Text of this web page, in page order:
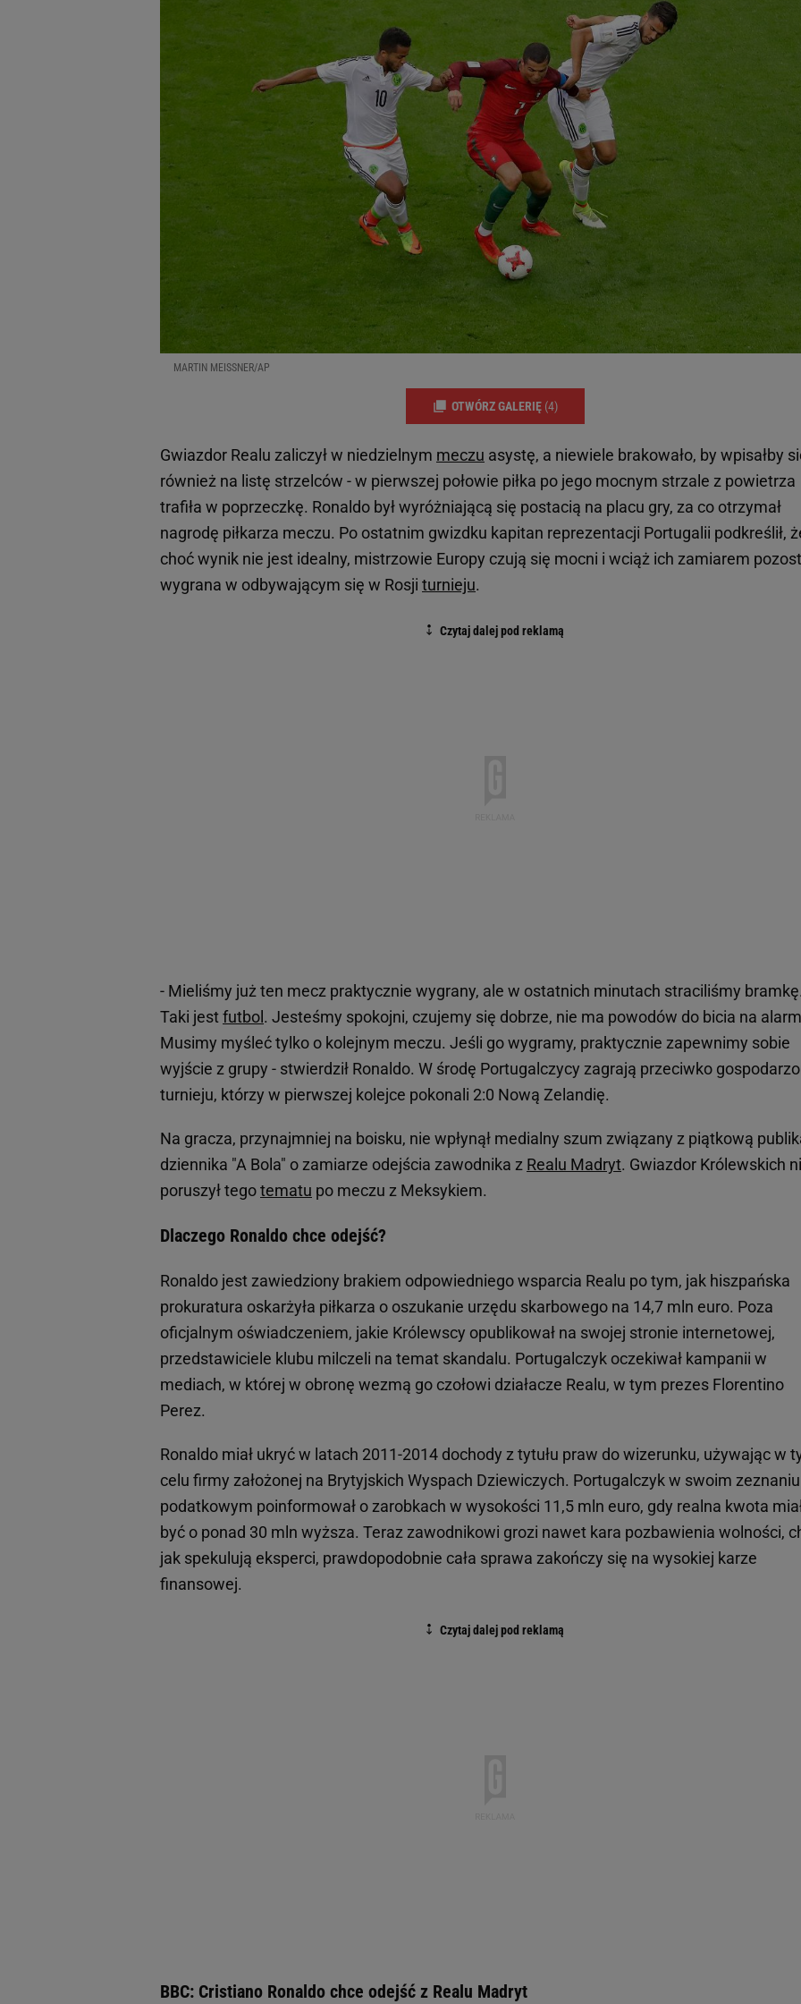
MARTIN MEISSNER/AP
OTWÓRZ GALERIĘ (4)
Gwiazdor Realu zaliczył w niedzielnym meczu asystę, a niewiele brakowało, by wpisałby
również na listę strzelców - w pierwszej połowie piłka po jego mocnym strzale z powietrza
trafiła w poprzeczkę. Ronaldo był wyróżniającą się postacią na placu gry, za co otrzymał
nagrodę piłkarza meczu. Po ostatnim gwizdku kapitan reprezentacji Portugalii podkreślił,
choć wynik nie jest idealny, mistrzowie Europy czują się mocni i wciąż ich zamiarem
wygrana w odbywającym się w Rosji turnieju.
- Mieliśmy już ten mecz praktycznie wygrany, ale w ostatnich minutach straciliśmy bramkę.
Taki jestfutbol . Jesteśmy spokojni, czujemy się dobrze, nie ma powodów do bicia na
Musimy myśleć tylko o kolejnym meczu. Jeśli go wygramy, praktycznie zapewnimy sobie
wyjście z grupy - stwierdził Ronaldo. W środę Portugalczycy zagrają przeciwko
turnieju, którzy w pierwszej kolejce pokonali 2:0 Nową Zelandię.
Na gracza, przynajmniej na boisku, nie wpłynął medialny szum związany z piątkową
dziennika "A Bola" o zamiarze odejścia zawodnika z Realu Madryt. Gwiazdor Królewskich
poruszył tegotematu po meczu z Meksykiem.
Dlaczego Ronaldo chce odejść?
Ronaldo jest zawiedziony brakiem odpowiedniego wsparcia Realu po tym, jak hiszpańska
prokuratura oskarżyła piłkarza o oszukanie urzędu skarbowego na 14,7 mln euro. Poza
oficjalnym oświadczeniem, jakie Królewscy opublikował na swojej stronie internetowej,
przedstawiciele klubu milczeli na temat skandalu. Portugalczyk oczekiwał kampanii w
mediach, w której w obronę wezmą go czołowi działacze Realu, w tym prezes Florentino
Perez.
Ronaldo miał ukryć w latach 2011-2014 dochody z tytułu praw do wizerunku, używając w
celu firmy założonej na Brytyjskich Wyspach Dziewiczych. Portugalczyk w swoim zeznaniu
podatkowym poinformował o zarobkach w wysokości 11,5 mln euro, gdy realna kwota
być o ponad 30 mln wyższa. Teraz zawodnikowi grozi nawet kara pozbawienia wolności,
jak spekulują eksperci, prawdopodobnie cała sprawa zakończy się na wysokiej karze
finansowej.
BBC: Cristiano Ronaldo chce odejść z Realu Madryt